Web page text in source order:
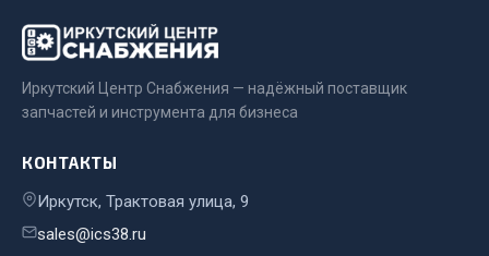
Весь раздел
Запчасти Урал
Двигатель
Система питания
Система выпуска газа
Иркутский Центр Снабжения — надёжный поставщик
запчастей и инструмента для бизнеса
КОНТАКТЫ
Иркутск, Трактовая улица, 9
sales@ics38.ru